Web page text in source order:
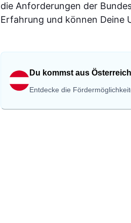
die Anforderungen der
Erfahrung und können Deine
Du kommst aus
Entdecke die